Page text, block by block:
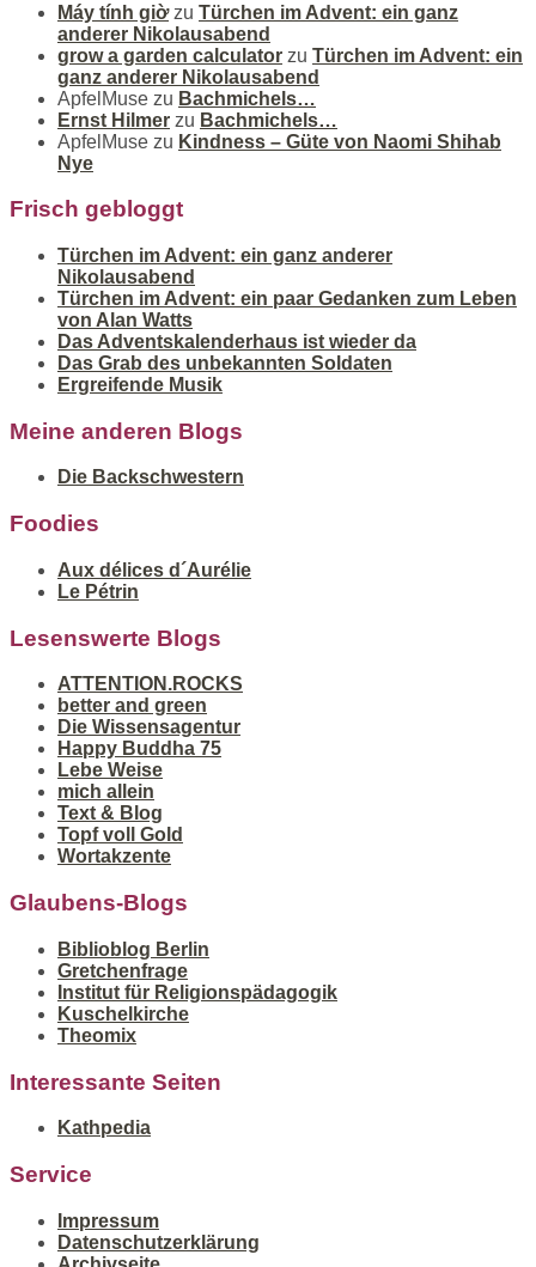
Máy tính giờzu Türchen im Advent: ein ganz
anderer Nikolausabend
grow a garden calculator zu Türchen im Advent: ein
ganz anderer Nikolausabend
ApfelMuse zu Bachmichels…
Ernst Hilmer zu Bachmichels…
ApfelMuse zu Kindness – Güte von Naomi Shihab
Nye
Frisch gebloggt
Türchen im Advent: ein ganz anderer
Nikolausabend
Türchen im Advent: ein paar Gedanken zum Leben
von Alan Watts
Das Adventskalenderhaus ist wieder da
Das Grab des unbekannten Soldaten
Ergreifende Musik
Meine anderen Blogs
Die Backschwestern
Foodies
Aux délices d´Aurélie
Le Pétrin
Lesenswerte Blogs
ATTENTION.ROCKS
better and green
Die Wissensagentur
Happy Buddha 75
Lebe Weise
mich allein
Text & Blog
Topf voll Gold
Wortakzente
Glaubens-Blogs
Biblioblog Berlin
Gretchenfrage
Institut für Religionspädagogik
Kuschelkirche
Theomix
Interessante Seiten
Kathpedia
Service
Impressum
Datenschutzerklärung